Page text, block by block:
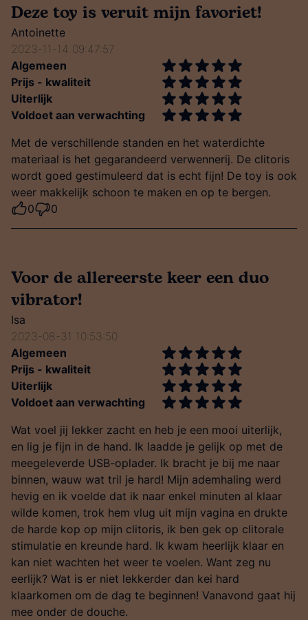
Deze toy is veruit mijn favoriet!
Antoinette
2023-11-14 09:47:57
Algemeen
Prijs - kwaliteit
Uiterlijk
Voldoet aan verwachting
Met de verschillende standen en het waterdichte
materiaal is het gegarandeerd verwennerij. De clitoris
wordt goed gestimuleerd dat is echt fijn! De toy is ook
weer makkelijk schoon te maken en op te bergen.
0
0
Voor de allereerste keer een duo
vibrator!
Isa
2023-08-31 10:53:50
Algemeen
Prijs - kwaliteit
Uiterlijk
Voldoet aan verwachting
Wat voel jij lekker zacht en heb je een mooi uiterlijk,
en lig je fijn in de hand. Ik laadde je gelijk op met de
meegeleverde USB-oplader. Ik bracht je bij me naar
binnen, wauw wat tril je hard! Mijn ademhaling werd
hevig en ik voelde dat ik naar enkel minuten al klaar
wilde komen, trok hem vlug uit mijn vagina en drukte
de harde kop op mijn clitoris, ik ben gek op clitorale
stimulatie en kreunde hard. Ik kwam heerlijk klaar en
kan niet wachten het weer te voelen. Want zeg nu
eerlijk? Wat is er niet lekkerder dan kei hard
klaarkomen om de dag te beginnen! Vanavond gaat hij
mee onder de douche.